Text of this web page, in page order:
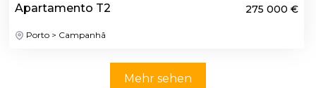
Apartamento T2 275 000 €
Porto > Campanhã
Mehr sehen